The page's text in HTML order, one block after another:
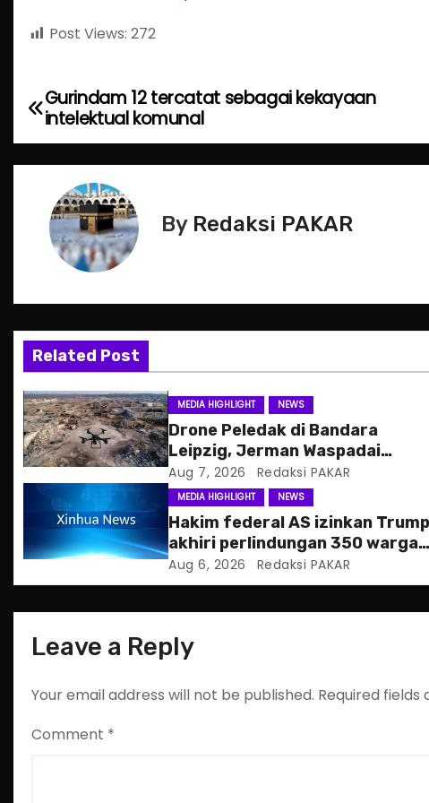
Post Views: 272
P
o
v
i
g
a
t
i
o
n
Gurindam 12 tercatat sebagai kekayaan
intelektual komunal
By Redaksi PAKAR
Related Post
MEDIA HIGHLIGHT NEWS
Drone Peledak di Bandara
Leipzig, Jerman Waspadai
Serangan Hibrida Rusia
Aug 7, 2026 Redaksi PAKAR
MEDIA HIGHLIGHT NEWS
Hakim federal AS izinkan Trump
akhiri perlindungan 350 warga
Haiti
Aug 6, 2026 Redaksi PAKAR
Leave a Reply
Your email address will not be published. Required fields
Comment *